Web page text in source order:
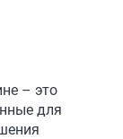
– это
для